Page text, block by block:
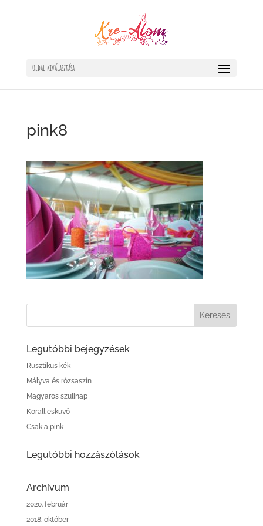
Oldal kiválasztása
pink8
Legutóbbi bejegyzések
Rusztikus kék
Mályva és rózsaszín
Magyaros szülinap
Korall esküvő
Csak a pink
Legutóbbi hozzászólások
Archívum
2020. február
2018. október